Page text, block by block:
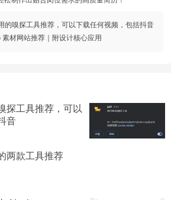
的嗅探工具推荐，可以下载任何视频，包括抖音
素材网站推荐｜附设计核心应用
探工具推荐，可以
音
两款工具推荐